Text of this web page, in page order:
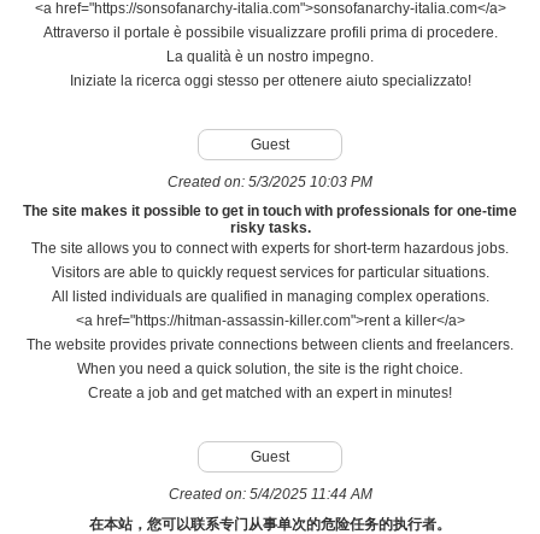
<a href="https://sonsofanarchy-italia.com">sonsofanarchy-italia.com</a>
Attraverso il portale è possibile visualizzare profili prima di procedere.
La qualità è un nostro impegno.
Iniziate la ricerca oggi stesso per ottenere aiuto specializzato!
Guest
Created on: 5/3/2025 10:03 PM
The site makes it possible to get in touch with professionals for one-time
risky tasks.
The site allows you to connect with experts for short-term hazardous jobs.
Visitors are able to quickly request services for particular situations.
All listed individuals are qualified in managing complex operations.
<a href="https://hitman-assassin-killer.com">rent a killer</a>
The website provides private connections between clients and freelancers.
When you need a quick solution, the site is the right choice.
Create a job and get matched with an expert in minutes!
Guest
Created on: 5/4/2025 11:44 AM
在本站，您可以联系专门从事单次的危险任务的执行者。